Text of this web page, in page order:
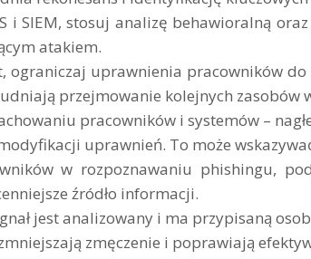
i SIEM, stosuj analizę behawioralną
atakiem.
ograniczaj uprawnienia pracowników
przejmowanie kolejnych zasobów
pracowników i systemów –
uprawnień. To może
w rozpoznawaniu phishingu,
źródło informacji.
jest analizowany i ma przypisaną
zmęczenie i poprawiają